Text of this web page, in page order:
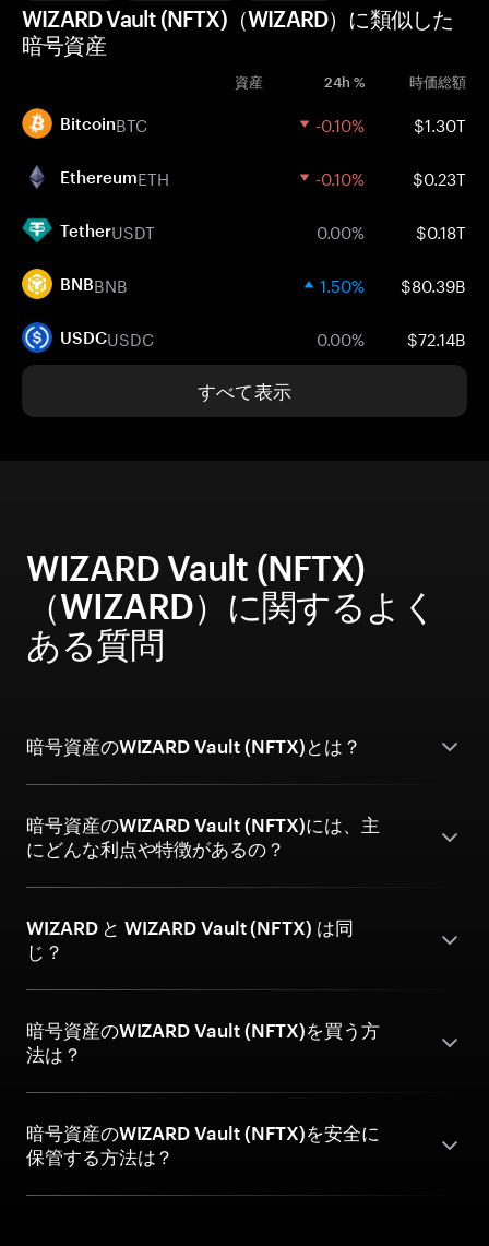
WIZARD Vault (NFTX)（WIZARD）に類似した
暗号資産
資産 24h % 時価総額
BitcoinBTC -0.10% $1.30T
EthereumETH -0.10% $0.23T
TetherUSDT 0.00% $0.18T
BNBBNB 1.50% $80.39B
USDCUSDC 0.00% $72.14B
すべて表示
WIZARD Vault (NFTX)
（WIZARD）に関するよく
ある質問
暗号資産のWIZARD Vault (NFTX)とは？
暗号資産のWIZARD Vault (NFTX)には、主
にどんな利点や特徴があるの？
WIZARD と WIZARD Vault (NFTX) は同
じ？
暗号資産のWIZARD Vault (NFTX)を買う方
法は？
暗号資産のWIZARD Vault (NFTX)を安全に
保管する方法は？